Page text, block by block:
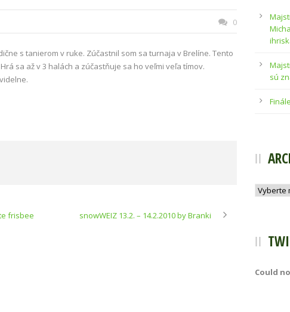
0
s tanierom v ruke. Zúčastnil som sa turnaja v Brelíne. Tento
sa až v 3 halách a zúčastňuje sa ho veľmi veľa tímov.
frisbee snowWEIZ 13.2. – 14.2.2010 by Branki
sú
Archív
Could